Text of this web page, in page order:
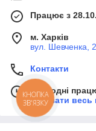
Працює з
м. Харків
вул. Шевченка,
Контакти
Сьогодні
Показати весь
КНОПКА
ЗВ'ЯЗКУ